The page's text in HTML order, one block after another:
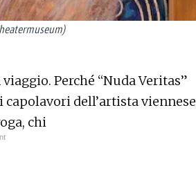
Perché “Nuda Veritas”
dell’artista viennese
chi